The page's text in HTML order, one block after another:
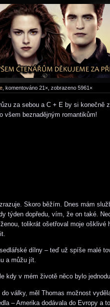
, komentováno 21×, zobrazeno 5961×
za sebou a C + E by si konečně
všem beznadějným romantikům!
Skoro běžím. Dnes mám
týden dopředu, vím, že on také.
tolikrát ošetřoval moje ošklivé
dílny – teď už spíše malé
a můžu jít.
kdy v mém životě něco bylo
války, měl Thomas možnost
– Amerika dodávala do Evropy a